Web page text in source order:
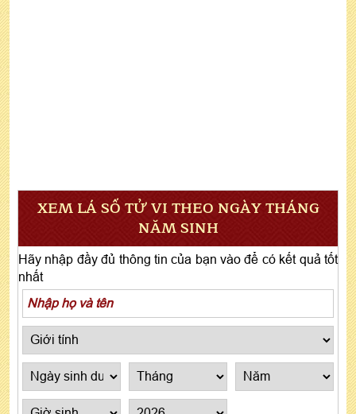
XEM LÁ SỐ TỬ VI THEO NGÀY THÁNG
NĂM SINH
Hãy nhập đầy đủ thông tin của bạn vào để có kết quả tốt
nhất